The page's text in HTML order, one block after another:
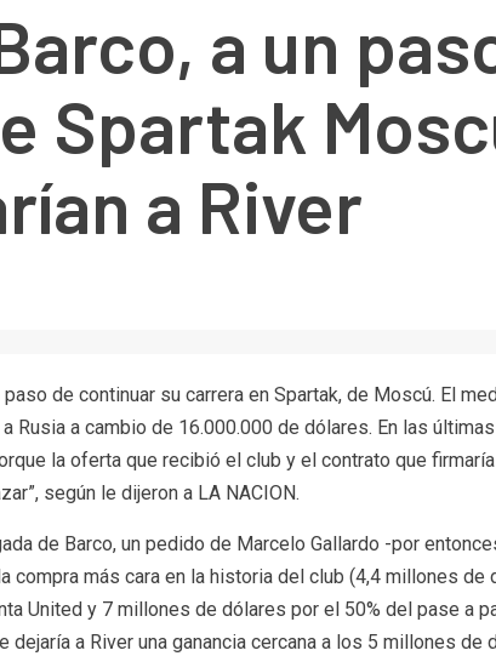
a un
Spartak
a River
de continuar su carrera en Spartak, de Moscú. El
Rusia a cambio de 16.000.000 de dólares. En las
la oferta que recibió el club y el contrato que
según le dijeron a LA NACION.
de Barco, un pedido de Marcelo Gallardo -por
compra más cara en la historia del club (4,4 millones de
United y 7 millones de dólares por el 50% del pase a
dejaría a River una ganancia cercana a los 5 millones de